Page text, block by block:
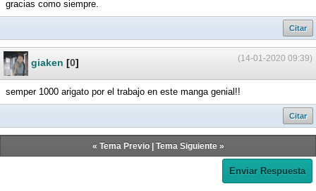
gracias como siempre.
Citar
(14-01-2020 09:39)
giaken [0]
semper 1000 arigato por el trabajo en este manga genial!!
Citar
« Tema Previo| Tema Siguiente»
Enviar Respuesta